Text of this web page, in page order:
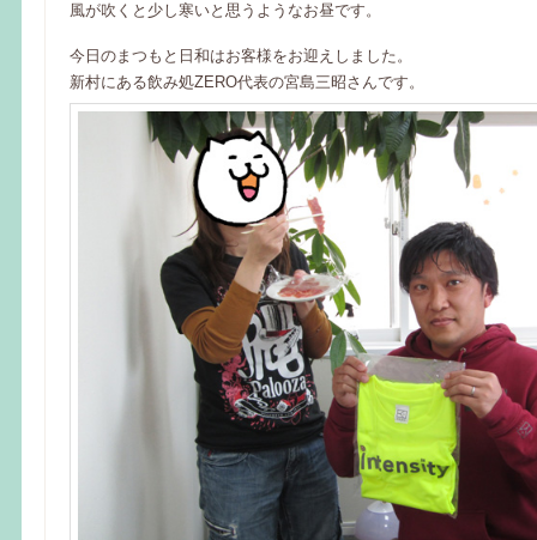
風が吹くと少し寒いと思うようなお昼です。
今日のまつもと日和はお客様をお迎えしました。
新村にある飲み処ZERO代表の宮島三昭さんです。